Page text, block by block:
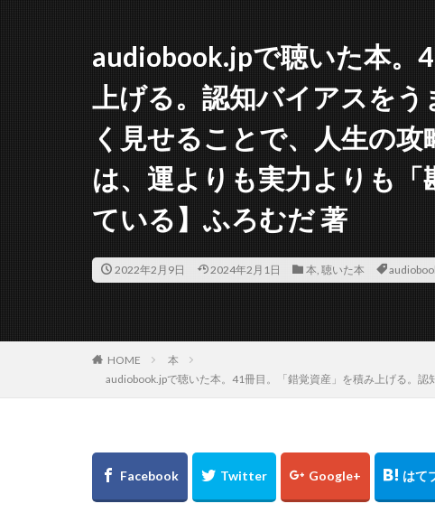
audiobook.jpで聴いた本。
上げる。認知バイアスを
く見せることで、人生の
は、運よりも実力よりも
ている】ふろむだ 著
2022年2月9日 2024年2月1日 本, 聴いた本
HOME
本
audiobook.jpで聴いた本。41冊目。「錯覚資産」を積み上げる。